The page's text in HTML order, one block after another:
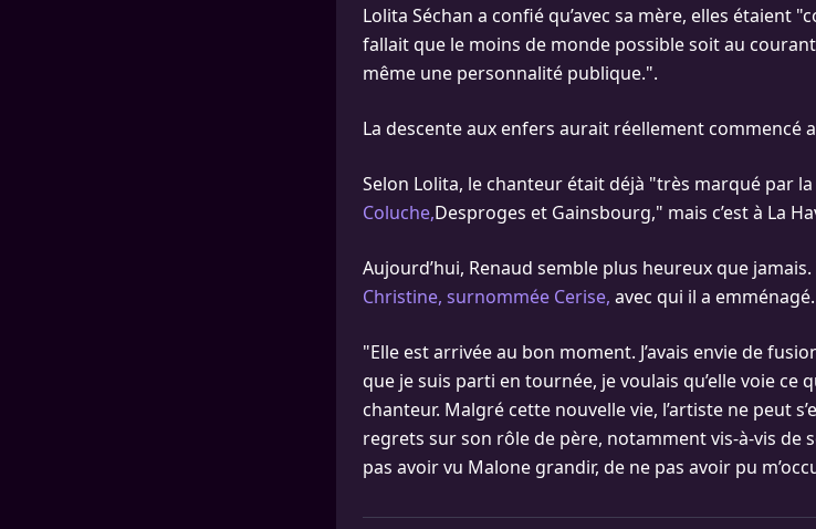
Lolita Séchan a confié qu’avec sa mère, elles étaient
fallait que le moins de monde possible soit au
même une personnalité publique.".
La descente aux enfers aurait réellement commencé
Selon Lolita, le chanteur était déjà "très marqué par la
Coluche,Desproges et Gainsbourg," mais c’est à La
Aujourd’hui, Renaud semble plus heureux que
Christine, surnommée Cerise, avec qui il a emménagé.
"Elle est arrivée au bon moment. J’avais envie de
que je suis parti en tournée, je voulais qu’elle voie ce
chanteur. Malgré cette nouvelle vie, l’artiste ne peut
regrets sur son rôle de père, notamment vis-à-vis de
pas avoir vu Malone grandir, de ne pas avoir pu